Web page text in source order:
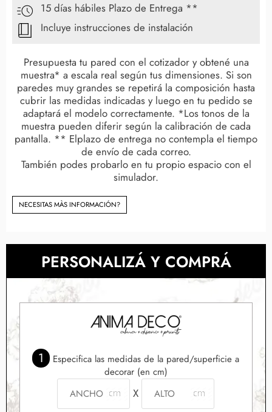
15 días hábiles Plazo de Entrega **
Incluye instrucciones de instalación
Presupuesta tu pared con el cotizador y obtené una
muestra* a escala real según tus dimensiones. Si son
paredes muy grandes se repetirá la composición hasta
cubrir las medidas indicadas y luego en tu pedido se
adaptará el modelo correctamente. *Los tonos de la
muestra pueden diferir según la calibración de cada
pantalla. ** Elplazo de entrega no contempla el tiempo
de envío de cada correo.
También podes probarlo en tu propio espacio con el
simulador.
NECESITAS MÀS INFORMACIÓN?
PERSONALIZÁ Y COMPRÁ
1
Especifica las medidas de la pared/superficie a
decorar (en cm)
X